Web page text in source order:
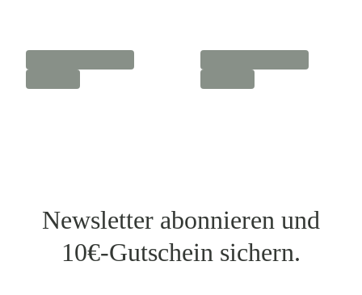
Newsletter abonnieren und
10€-Gutschein sichern.